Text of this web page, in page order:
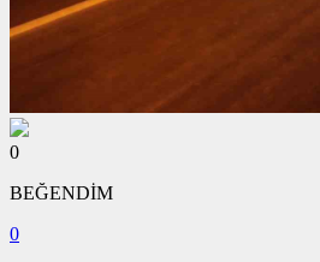
0
BEĞENDİM
0